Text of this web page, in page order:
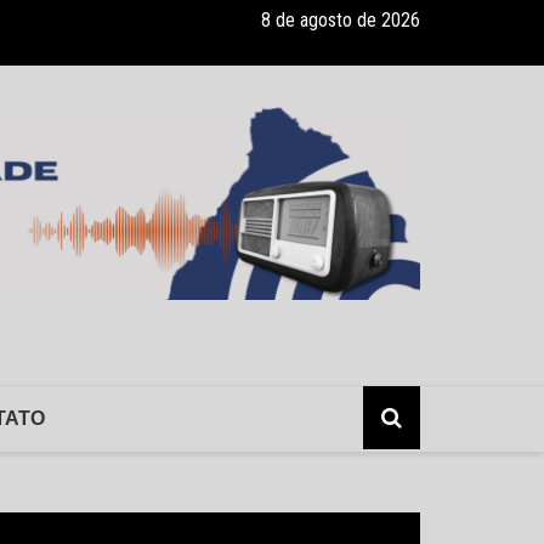
recebe pocket-show gratuito “A Bela e a Fera” na 16ª “Diversão
8 de agosto de 2026